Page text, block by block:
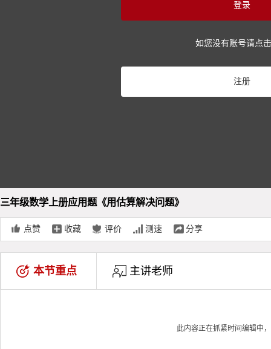
登录
如您没有账号请点
注册
三年级数学上册应用题《用估算解决问题》
点赞 收藏 评价 测速 分享
本节重点 主讲老师
此内容正在抓紧时间编辑中